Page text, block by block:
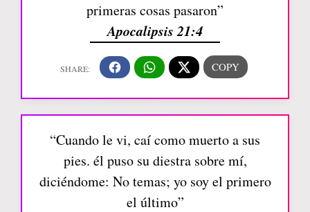
primeras cosas pasaron”
Apocalipsis 21:4
“Cuando le vi, caí como muerto a sus
pies. él puso su diestra sobre mí,
diciéndome: No temas; yo soy el primero
el último”